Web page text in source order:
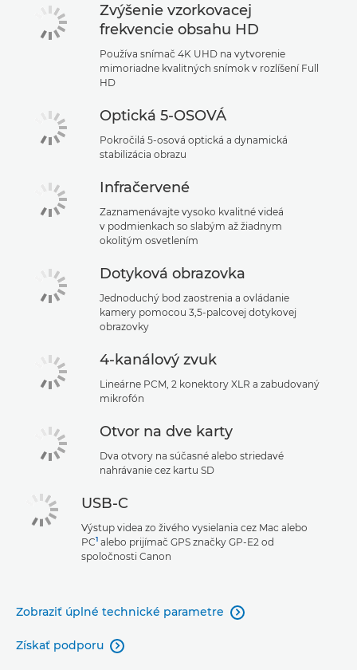
Zvýšenie vzorkovacej
frekvencie obsahu HD
Používa snímač 4K UHD na vytvorenie
mimoriadne kvalitných snímok v rozlíšení Full
HD
Optická 5-OSOVÁ
Pokročilá 5-osová optická a dynamická
stabilizácia obrazu
Infračervené
Zaznamenávajte vysoko kvalitné videá
v podmienkach so slabým až žiadnym
okolitým osvetlením
Dotyková obrazovka
Jednoduchý bod zaostrenia a ovládanie
kamery pomocou 3,5-palcovej dotykovej
obrazovky
4-kanálový zvuk
Lineárne PCM, 2 konektory XLR a zabudovaný
mikrofón
Otvor na dve karty
Dva otvory na súčasné alebo striedavé
nahrávanie cez kartu SD
USB-C
Výstup videa zo živého vysielania cez Mac alebo
PC1 alebo prijímač GPS značky GP-E2 od
spoločnosti Canon
Zobraziť úplné technické parametre 
Získať podporu 